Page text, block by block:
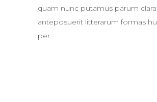
quam nunc putamus parum
anteposuerit litterarum formas
per